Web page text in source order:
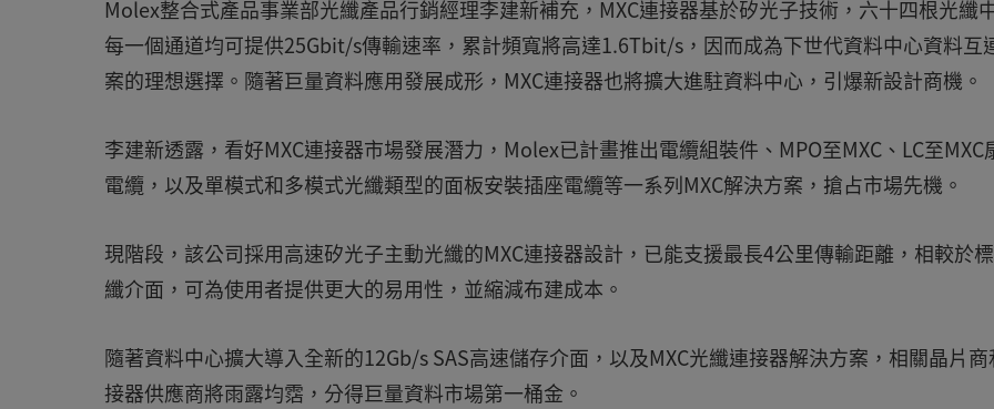
Molex整合式產品事業部光纖產品行銷經理李建新補充，MXC連接器基於矽光子技術，六十四根光纖
每一個通道均可提供25Gbit/s傳輸速率，累計頻寬將高達1.6Tbit/s，因而成為下世代資料中心資料互
案的理想選擇。隨著巨量資料應用發展成形，MXC連接器也將擴大進駐資料中心，引爆新設計商機。
李建新透露，看好MXC連接器市場發展潛力，Molex已計畫推出電纜組裝件、MPO至MXC、LC至MXC
電纜，以及單模式和多模式光纖類型的面板安裝插座電纜等一系列MXC解決方案，搶占市場先機。
現階段，該公司採用高速矽光子主動光纖的MXC連接器設計，已能支援最長4公里傳輸距離，相較於
纖介面，可為使用者提供更大的易用性，並縮減布建成本。
隨著資料中心擴大導入全新的12Gb/s SAS高速儲存介面，以及MXC光纖連接器解決方案，相關晶片
接器供應商將雨露均霑，分得巨量資料市場第一桶金。